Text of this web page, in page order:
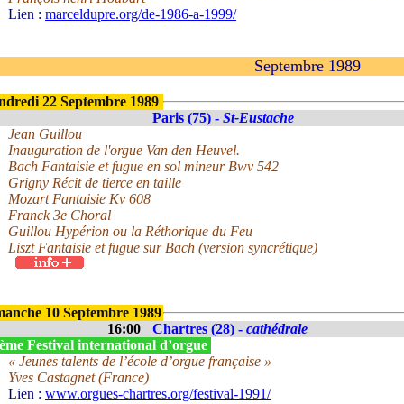
Lien : marceldupre.org/de-1986-a-1999/
Septembre 1989
22 Septembre 1989
Paris (75) - St-Eustache
Jean Guillou
Inauguration de l'orgue Van den Heuvel.
Bach Fantaisie et fugue en sol mineur Bwv 542
Grigny Récit de tierce en taille
Mozart Fantaisie Kv 608
Franck 3e Choral
Guillou Hypérion ou la Réthorique du Feu
Liszt Fantaisie et fugue sur Bach (version syncrétique)
10 Septembre 1989
16:00
Chartres (28) - cathédrale
Festival international d’orgue
« Jeunes talents de l’école d’orgue française »
Yves Castagnet (France)
Lien : www.orgues-chartres.org/festival-1991/